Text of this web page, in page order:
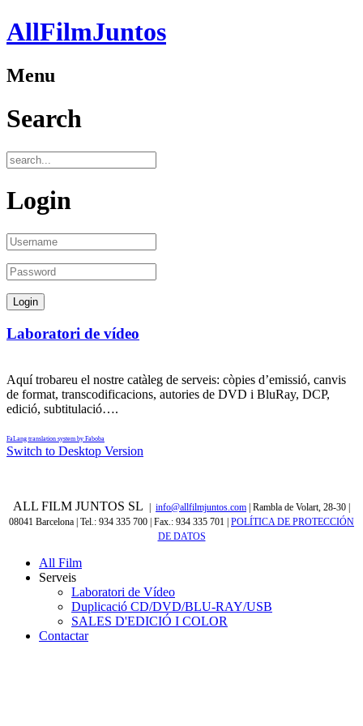
AllFilmJuntos
Menu
Search
Login
Laboratori de vídeo
Aquí trobareu el nostre catàleg de serveis: còpies d’emissió, canvis
de format, transcodificacions, autories de DVD i BluRay, DCP,
edició, subtitulació….
FaLang translation system by Faboba
Switch to Desktop Version
ALL FILM JUNTOS SL info@allfilmjuntos.com | Rambla de Volart, 28-30 |
08041 Barcelona | Tel.: 934 335 700 | Fax.: 934 335 701 POLÍTICA DE PROTECCIÓN
DE DATOS
All Film
Serveis
Laboratori de Vídeo
Duplicació CD/DVD/BLU-RAY/USB
SALES D'EDICIÓ I COLOR
Contactar